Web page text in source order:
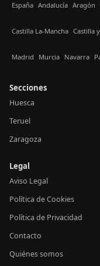
España Andalucía Aragón
Castilla La-Mancha Castilla
Madrid Murcia Navarra
Secciones
Huesca
Teruel
Zaragoza
Legal
Aviso Legal
Política de Cookies
Política de Privacidad
Contacto
Quiénes somos